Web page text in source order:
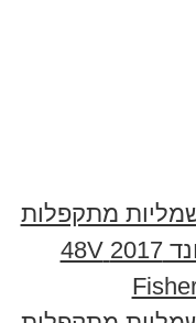
מתקפלות
פישר דיימונד 2017 48V